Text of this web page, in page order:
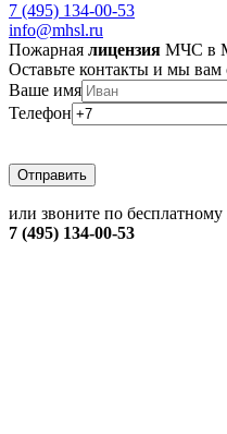
7 (495) 134-00-53
info@mhsl.ru
Пожарная лицензия МЧС в
Оставьте контакты и мы вам
Ваше имя
Телефон
или звоните по
7 (495) 134-00-53